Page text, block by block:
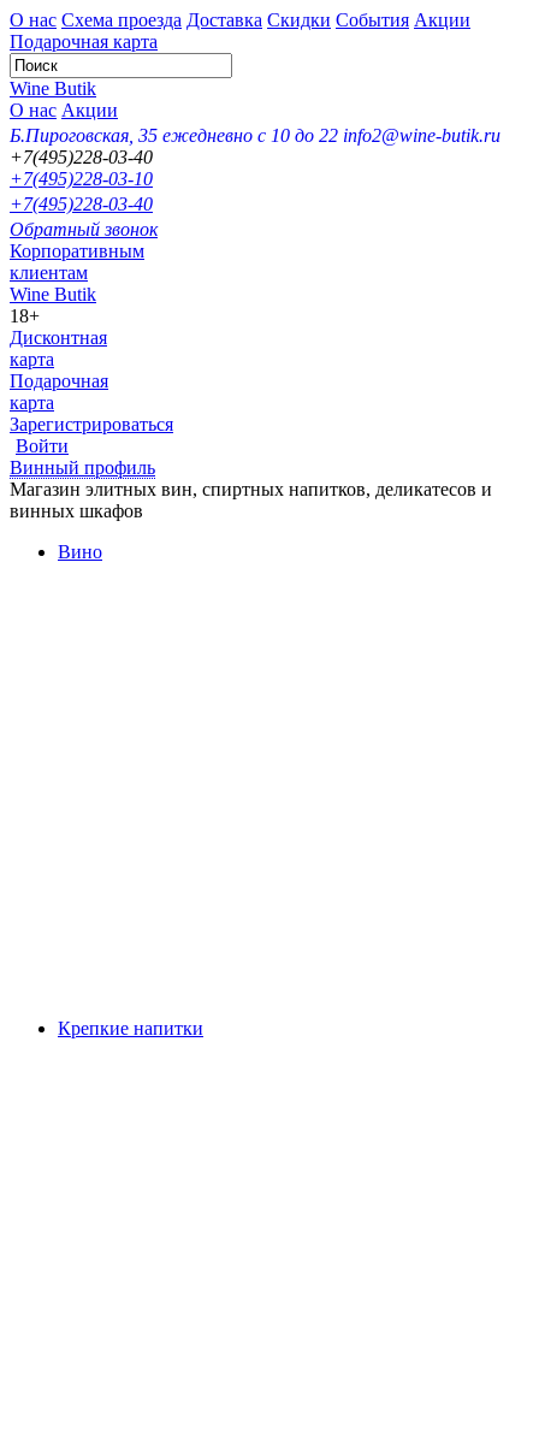
О нас Схема проезда Доставка Скидки События Акции
Подарочная карта
Wine Butik
О нас Акции
Б.Пироговская, 35 ежедневно с 10 до 22 info2@wine-butik.ru
+7(495)228-03-40
+7(495)228-03-10
+7(495)228-03-40
Обратный звонок
Корпоративным
клиентам
Wine Butik
18+
Дисконтная
карта
Подарочная
карта
Зарегистрироваться
Войти
Винный профиль
Магазин элитных вин, спиртных напитков, деликатесов и
винных шкафов
Вино
Крепкие напитки